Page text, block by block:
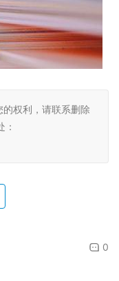
权利，请联系删除
0